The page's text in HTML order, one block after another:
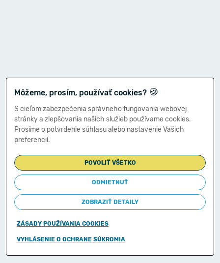
Môžeme, prosím, používať cookies? 🍪
S cieľom zabezpečenia správneho fungovania webovej
stránky a zlepšovania našich služieb používame cookies.
Prosíme o potvrdenie súhlasu alebo nastavenie Vašich
preferencií.
POVOLIŤ VŠETKO
ODMIETNUŤ
ZOBRAZIŤ DETAILY
ZÁSADY POUŽÍVANIA COOKIES
VYHLÁSENIE O OCHRANE SÚKROMIA
Copyright © 2011-2026